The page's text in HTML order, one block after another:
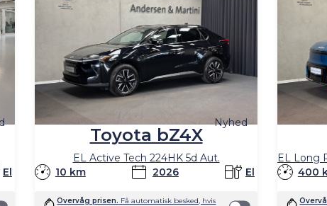
El
Nyhed
Toyota bZ4X
EL Active Tech 224HK 5d Aut.
10 km
2026 El
Overvåg prisen. Få automatisk besked, hvis
400